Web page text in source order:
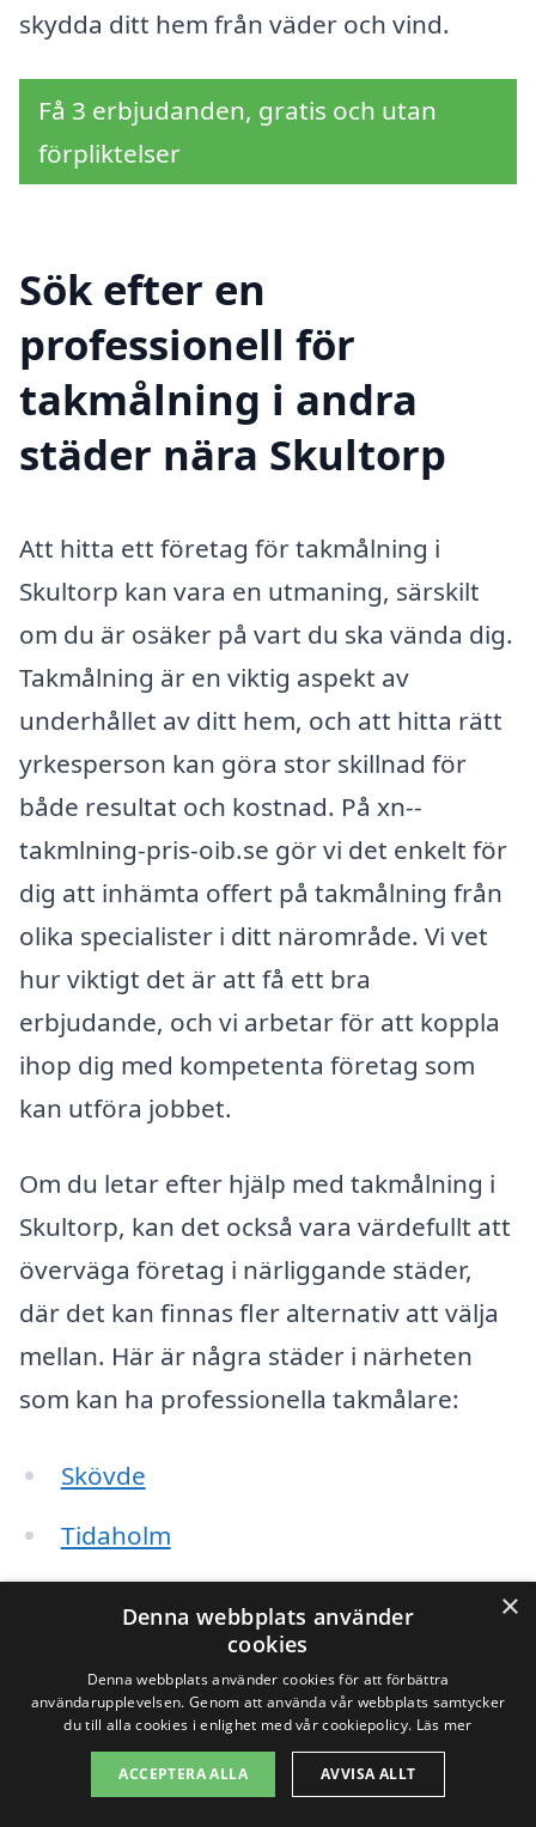
skydda ditt hem från väder och vind.
Få 3 erbjudanden, gratis och utan
förpliktelser
Sök efter en
professionell för
takmålning i andra
städer nära Skultorp
Att hitta ett företag för takmålning i
Skultorp kan vara en utmaning, särskilt
om du är osäker på vart du ska vända dig.
Takmålning är en viktig aspekt av
underhållet av ditt hem, och att hitta rätt
yrkesperson kan göra stor skillnad för
både resultat och kostnad. På xn--
takmlning-pris-oib.se gör vi det enkelt för
dig att inhämta offert på takmålning från
olika specialister i ditt närområde. Vi vet
hur viktigt det är att få ett bra
erbjudande, och vi arbetar för att koppla
ihop dig med kompetenta företag som
kan utföra jobbet.
Om du letar efter hjälp med takmålning i
Skultorp, kan det också vara värdefullt att
överväga företag i närliggande städer,
där det kan finnas fler alternativ att välja
mellan. Här är några städer i närheten
som kan ha professionella takmålare:
Skövde
Tidaholm
Falköpings
Mariestad
×
Denna webbplats använder
cookies
Denna webbplats använder cookies för att förbättra
användarupplevelsen. Genom att använda vår webbplats samtycker
du till alla cookies i enlighet med vår cookiepolicy. Läs mer
ACCEPTERA ALLA AVVISA ALLT